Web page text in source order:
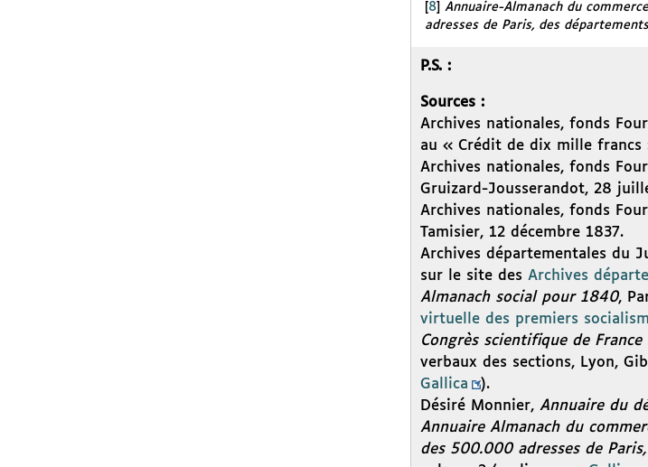
8] Annuaire-Almanach du
adresses de Paris, des
P.S. :
Sources :
Archives nationales, fonds
au « Crédit de dix mille francs
Archives nationales, fonds
Gruizard-Jousserandot, 28
Archives nationales, fonds
Tamisier, 12 décembre 1837.
Archives départementales du
sur le site des Archives
Almanach social pour 1840,
virtuelle des premiers
Congrès scientifique de
verbaux des sections, Lyon,
Gallica
).
Désiré Monnier, Annuaire du
Annuaire Almanach du
des 500.000 adresses de